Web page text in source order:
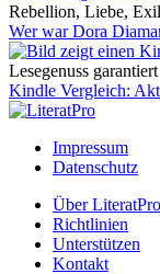
Rebellion, Liebe, Exil
Wer war Dora
Lesegenuss garantiert
Kindle Vergleich:
Impressum
Datenschutz
Über LiteratPro
Richtlinien
Unterstützen
Kontakt